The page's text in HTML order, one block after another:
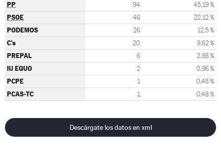
PP 94 45,19 %
PSOE 46 22,12 %
PODEMOS 26 12,5 %
C's 20 9,62 %
PREPAL 6 2,88 %
IU EQUO 2 0,96 %
PCPE 1 0,48 %
PCAS-TC 1 0,48 %
Descárgate los datos en xml